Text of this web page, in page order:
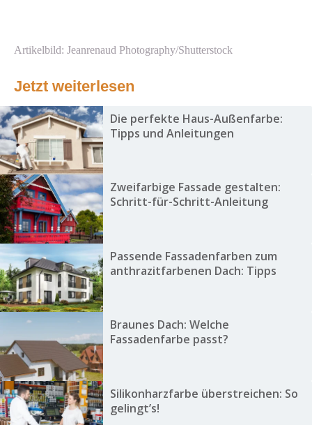
Artikelbild: Jeanrenaud Photography/Shutterstock
Jetzt weiterlesen
Die perfekte Haus-Außenfarbe:
Tipps und Anleitungen
Zweifarbige Fassade gestalten:
Schritt-für-Schritt-Anleitung
Passende Fassadenfarben zum
anthrazitfarbenen Dach: Tipps
Braunes Dach: Welche
Fassadenfarbe passt?
Silikonharzfarbe überstreichen: So
gelingt’s!